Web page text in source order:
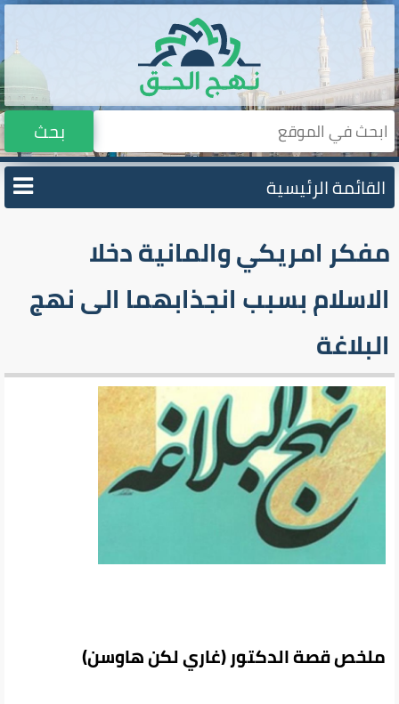
بحث
القائمة الرئيسية
مفكر امريكي والمانية دخلا
الاسلام بسبب انجذابهما الى نهج
البلاغة
ملخص قصة الدكتور (غاري لكن هاوسن)